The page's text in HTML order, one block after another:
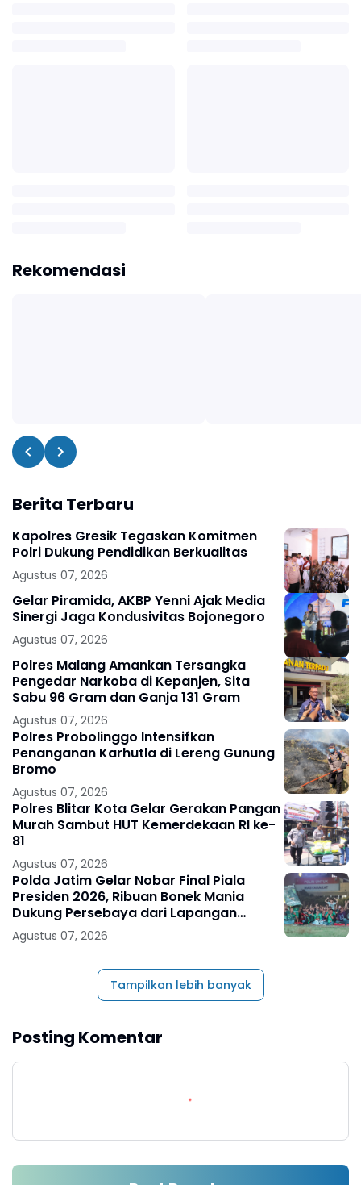
Rekomendasi
Berita Terbaru
Kapolres Gresik Tegaskan Komitmen
Polri Dukung Pendidikan Berkualitas
Agustus 07, 2026
Gelar Piramida, AKBP Yenni Ajak Media
Sinergi Jaga Kondusivitas Bojonegoro
Agustus 07, 2026
Polres Malang Amankan Tersangka
Pengedar Narkoba di Kepanjen, Sita
Sabu 96 Gram dan Ganja 131 Gram
Agustus 07, 2026
Polres Probolinggo Intensifkan
Penanganan Karhutla di Lereng Gunung
Bromo
Agustus 07, 2026
Polres Blitar Kota Gelar Gerakan Pangan
Murah Sambut HUT Kemerdekaan RI ke-
81
Agustus 07, 2026
Polda Jatim Gelar Nobar Final Piala
Presiden 2026, Ribuan Bonek Mania
Dukung Persebaya dari Lapangan
Mapolda
Agustus 07, 2026
Tampilkan lebih banyak
Posting Komentar